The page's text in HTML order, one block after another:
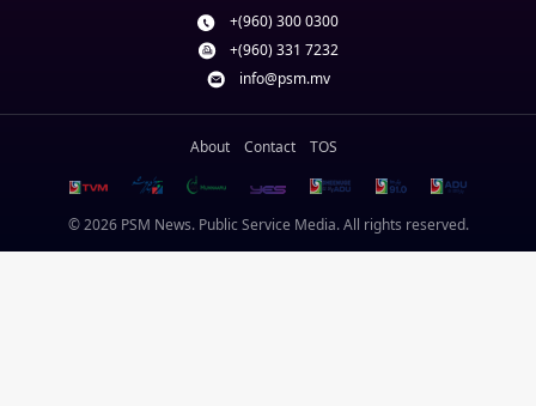
+(960) 300 0300
+(960) 331 7232
info@psm.mv
About Contact TOS
© 2026 PSM News. Public Service Media. All rights reserved.